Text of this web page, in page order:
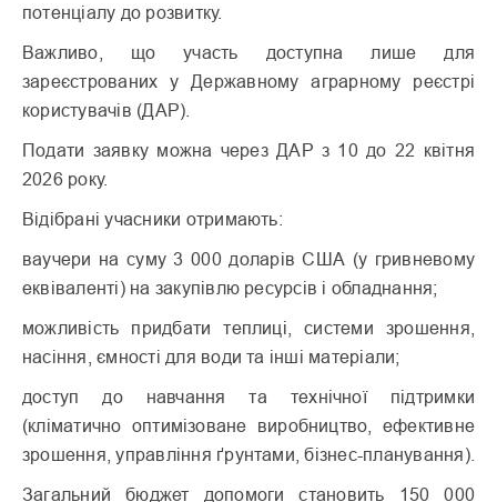
потенціалу до розвитку.
Важливо, що участь доступна лише для
зареєстрованих у Державному аграрному реєстрі
користувачів (ДАР).
Подати заявку можна через ДАР з 10 до 22 квітня
2026 року.
Відібрані учасники отримають:
ваучери на суму 3 000 доларів США (у гривневому
еквіваленті) на закупівлю ресурсів і обладнання;
можливість придбати теплиці, системи зрошення,
насіння, ємності для води та інші матеріали;
доступ до навчання та технічної підтримки
(кліматично оптимізоване виробництво, ефективне
зрошення, управління ґрунтами, бізнес-планування).
Загальний бюджет допомоги становить 150 000